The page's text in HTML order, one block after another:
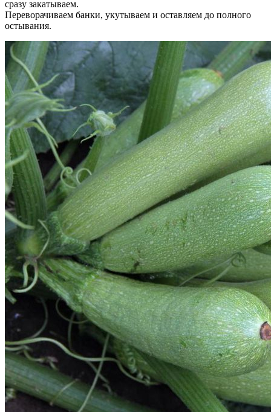
сразу закатываем.
Переворачиваем банки, укутываем и оставляем до полного
остывания.